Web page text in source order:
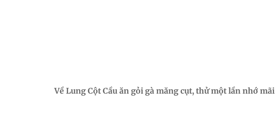
Về Lung Cột Cầu ăn gỏi gà măng cụt, thử một lần nhớ mãi